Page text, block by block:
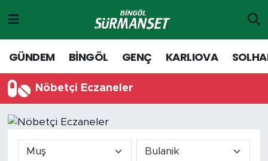
GÜNDEM BİNGÖL GENÇ KARLIOVA
Nöbetçi Eczaneler
Genç
Solhan
Merkez Hava Durumu
Merkez Trafik Yoğunluk Haritası